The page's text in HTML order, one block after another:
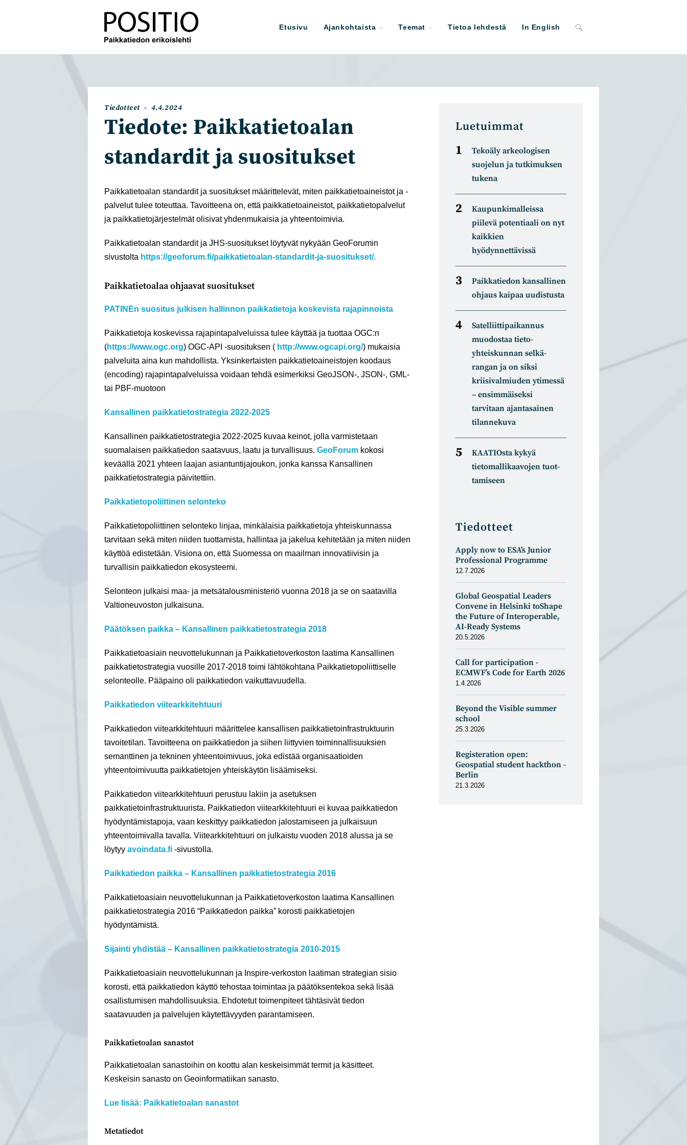
Etusivu Ajankohtaista Teemat Tietoa lehdestä In English Toggle
Artikkelin
kategoria:
Tiedotteet
Artikkeli
4.4.2024
Tiedote: Paikkatietoalan
standardit ja suositukset
Paikkatietoalan standardit ja suositukset määrittelevät, miten paikkatietoaineistot ja -
palvelut tulee toteuttaa. Tavoitteena on, että paikkatietoaineistot, paikkatietopalvelut
ja paikkatietojärjestelmät olisivat yhdenmukaisia ja yhteentoimivia.
Paikkatietoalan standardit ja JHS-suositukset löytyvät nykyään GeoForumin
sivustolta https://geoforum.fi/paikkatietoalan-standardit-ja-suositukset/.
Paikkatietoalaa ohjaavat suositukset
PATINEn suositus julkisen hallinnon paikkatietoja koskevista rajapinnoista
Paikkatietoja koskevissa rajapintapalveluissa tulee käyttää ja tuottaa OGC:n
(https://www.ogc.org) OGC-API -suosituksen ( http://www.ogcapi.org/) mukaisia
palveluita aina kun mahdollista. Yksinkertaisten paikkatietoaineistojen koodaus
(encoding) rajapintapalveluissa voidaan tehdä esimerkiksi GeoJSON-, JSON-, GML-
tai PBF-muotoon
Kansallinen paikkatietostrategia 2022-2025
Kansallinen paikkatietostrategia 2022-2025 kuvaa keinot, jolla varmistetaan
suomalaisen paikkatiedon saatavuus, laatu ja turvallisuus. GeoForum kokosi
keväällä 2021 yhteen laajan asiantuntijajoukon, jonka kanssa Kansallinen
paikkatietostrategia päivitettiin.
Paikkatietopoliittinen selonteko
Paikkatietopoliittinen selonteko linjaa, minkälaisia paikkatietoja yhteiskunnassa
tarvitaan sekä miten niiden tuottamista, hallintaa ja jakelua kehitetään ja miten niiden
käyttöä edistetään. Visiona on, että Suomessa on maailman innovatiivisin ja
turvallisin paikkatiedon ekosysteemi.
Selonteon julkaisi maa- ja metsätalousministeriö vuonna 2018 ja se on saatavilla
Valtioneuvoston julkaisuna.
Päätöksen paikka – Kansallinen paikkatietostrategia 2018
Paikkatietoasiain neuvottelukunnan ja Paikkatietoverkoston laatima Kansallinen
paikkatietostrategia vuosille 2017-2018 toimi lähtökohtana Paikkatietopoliittiselle
selonteolle. Pääpaino oli paikkatiedon vaikuttavuudella.
Paikkatiedon viitearkkitehtuuri
Paikkatiedon viitearkkitehtuuri määrittelee kansallisen paikkatietoinfrastruktuurin
tavoitetilan. Tavoitteena on paikkatiedon ja siihen liittyvien toiminnallisuuksien
semanttinen ja tekninen yhteentoimivuus, joka edistää organisaatioiden
yhteentoimivuutta paikkatietojen yhteiskäytön lisäämiseksi.
Paikkatiedon viitearkkitehtuuri perustuu lakiin ja asetuksen
paikkatietoinfrastruktuurista. Paikkatiedon viitearkkitehtuuri ei kuvaa paikkatiedon
hyödyntämistapoja, vaan keskittyy paikkatiedon jalostamiseen ja julkaisuun
yhteentoimivalla tavalla. Viitearkkitehtuuri on julkaistu vuoden 2018 alussa ja se
löytyy avoindata.fi -sivustolla.
Paikkatiedon paikka – Kansallinen paikkatietostrategia 2016
Paikkatietoasiain neuvottelukunnan ja Paikkatietoverkoston laatima Kansallinen
paikkatietostrategia 2016 “Paikkatiedon paikka” korosti paikkatietojen
hyödyntämistä.
Sijainti yhdistää – Kansallinen paikkatietostrategia 2010-2015
Paikkatietoasiain neuvottelukunnan ja Inspire-verkoston laatiman strategian sisio
korosti, että paikkatiedon käyttö tehostaa toimintaa ja päätöksentekoa sekä lisää
osallistumisen mahdollisuuksia. Ehdotetut toimenpiteet tähtäsivät tiedon
saatavuuden ja palvelujen käytettävyyden parantamiseen.
Paikkatietoalan sanastot
Paikkatietoalan sanastoihin on koottu alan keskeisimmät termit ja käsitteet.
Keskeisin sanasto on Geoinformatiikan sanasto.
Lue lisää: Paikkatietoalan sanastot
Metatiedot
Luetuimmat
Tekoäly arkeologisen
suojelun ja tutkimuksen
tukena
Kaupunkimalleissa
piilevä potentiaali on nyt
kaikkien
hyödynnettävissä
Paikkatiedon kansallinen
ohjaus kaipaa uudistusta
Satelliitti­paikannus
muodostaa tieto­
yhteiskunnan selkä­
rangan ja on siksi
kriisivalmiuden ytimessä
– ensimmäiseksi
tarvitaan ajantasainen
tilannekuva
KAATIOsta kykyä
tietomal­likaa­vojen tuot­
tamiseen
Tiedotteet
Apply now to ESA's Junior
Professional Programme
12.7.2026
Global Geospatial Leaders
Convene in Helsinki toShape
the Future of Interoperable,
AI-Ready Systems
20.5.2026
Call for participation -
ECMWF’s Code for Earth 2026
1.4.2026
Beyond the Visible summer
school
25.3.2026
Registeration open:
Geospatial student hackthon -
Berlin
21.3.2026